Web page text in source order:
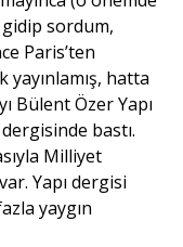
sordum,
Paris’ten
yayınlamış, hatta
Bülent Özer Yapı
dergisinde bastı.
Milliyet
Yapı dergisi
yaygın